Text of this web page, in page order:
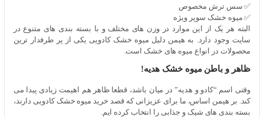
✅ سس ترش مخصوص
✅ میوه خشک سوپر ویژه
البته هر یک از این موارد در وزن های مختلف و با بسته بندی های متنوع در
سایت وجود دارد. به هیمن دلیل میوه خشک کادویی یکی از پر طرفدار ترین
محصولات در انواع میوه های خشک است.
ظاهر و باطن میوه خشک هدیه!
وقتی اسم “کادو و هدیه” در میان باشد، قطعا ظاهر هم اهیمت زیادی پیدا می
کند. بر هیمن اساس، ما برای عزیزانی که قصد خرید میوه خشک کادویی دارند،
بسته بندی های شیک و جذابی را انتخاب کرده ایم.